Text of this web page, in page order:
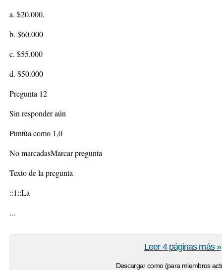
a. $20.000.
b. $60.000
c. $55.000
d. $50.000
Pregunta 12
Sin responder aún
Puntúa como 1,0
No marcadasMarcar pregunta
Texto de la pregunta
::1::La
...
Descargar como (para miembros
Leer 4 páginas más »